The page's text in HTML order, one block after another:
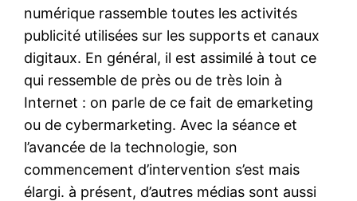
numérique rassemble toutes les activités
publicité utilisées sur les supports et canaux
digitaux. En général, il est assimilé à tout ce
qui ressemble de près ou de très loin à
Internet : on parle de ce fait de emarketing
ou de cybermarketing. Avec la séance et
l’avancée de la technologie, son
commencement d’intervention s’est mais
élargi. à présent, d’autres médias sont aussi